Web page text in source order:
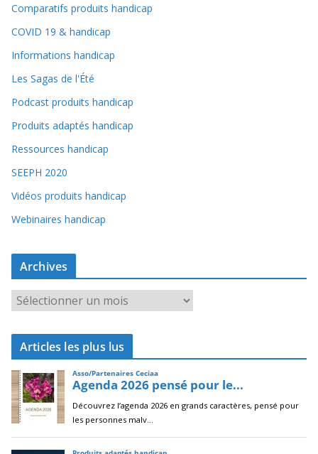
Comparatifs produits handicap
COVID 19 & handicap
Informations handicap
Les Sagas de l'Été
Podcast produits handicap
Produits adaptés handicap
Ressources handicap
SEEPH 2020
Vidéos produits handicap
Webinaires handicap
Archives
r
c
i
v
e
s
Articles les plus lus